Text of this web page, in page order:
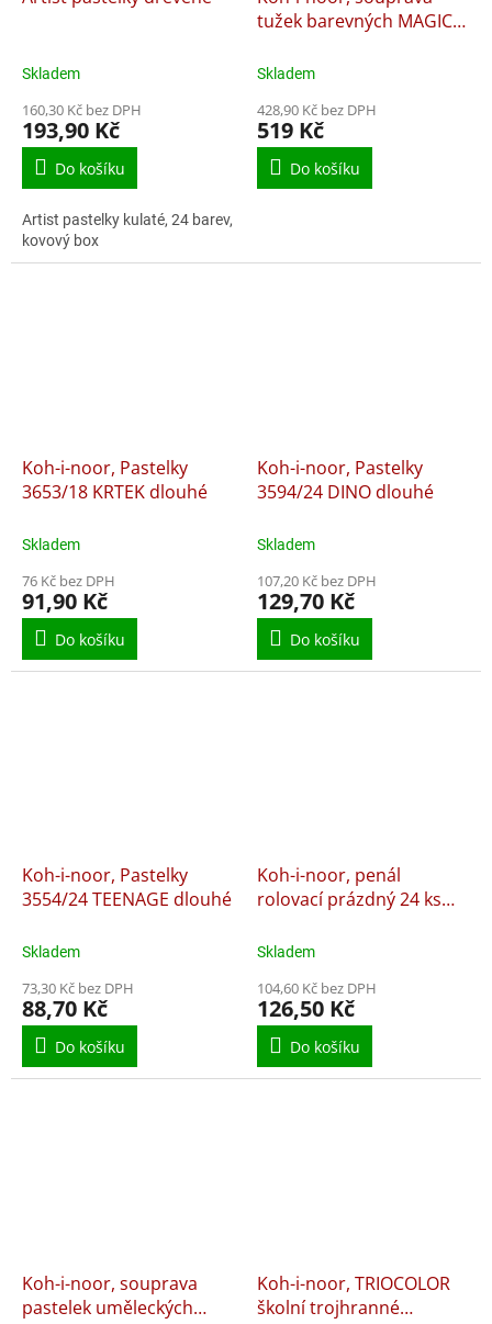
Skladem
160,30 Kč bez DPH
193,90 Kč
Do košíku
Artist pastelky kulaté, 24 barev,
kovový box
tužek barevných MAGIC
Skladem
428,90 Kč bez DPH
519 Kč
Do košíku
Koh-i-noor, Pastelky
3653/18 KRTEK dlouhé
Skladem
76 Kč bez DPH
91,90 Kč
Do košíku
Koh-i-noor, Pastelky
3594/24 DINO dlouhé
Skladem
107,20 Kč bez DPH
129,70 Kč
Do košíku
Koh-i-noor, Pastelky
3554/24 TEENAGE dlouhé
Skladem
73,30 Kč bez DPH
88,70 Kč
Do košíku
Koh-i-noor, penál
rolovací prázdný 24 ks
Skladem
104,60 Kč bez DPH
126,50 Kč
Do košíku
Koh-i-noor, souprava
pastelek uměleckých
Koh-i-noor, TRIOCOLOR
školní trojhranné